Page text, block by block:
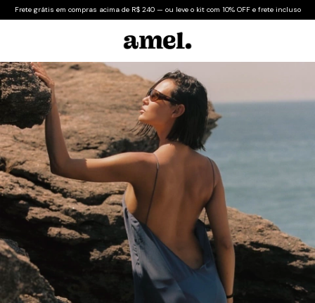
Frete grátis em compras acima de R$ 240 — ou leve o kit com 10% OFF e frete incluso